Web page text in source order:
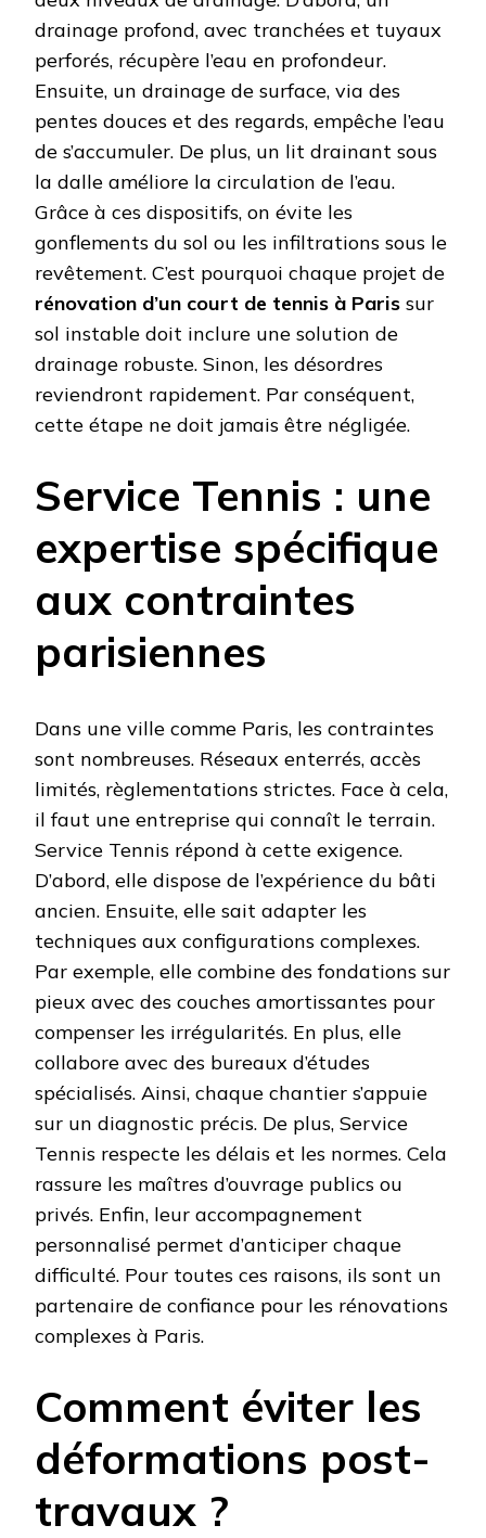
drainage profond, avec tranchées et tuyaux
perforés, récupère l’eau en profondeur.
Ensuite, un drainage de surface, via des
pentes douces et des regards, empêche l’eau
de s’accumuler. De plus, un lit drainant sous
la dalle améliore la circulation de l’eau.
Grâce à ces dispositifs, on évite les
gonflements du sol ou les infiltrations sous le
revêtement. C’est pourquoi chaque projet de
rénovation d’un court de tennis à Paris sur
sol instable doit inclure une solution de
drainage robuste. Sinon, les désordres
reviendront rapidement. Par conséquent,
cette étape ne doit jamais être négligée.
Service Tennis : une
expertise spécifique
aux contraintes
parisiennes
Dans une ville comme Paris, les contraintes
sont nombreuses. Réseaux enterrés, accès
limités, règlementations strictes. Face à cela,
il faut une entreprise qui connaît le terrain.
Service Tennis répond à cette exigence.
D’abord, elle dispose de l’expérience du bâti
ancien. Ensuite, elle sait adapter les
techniques aux configurations complexes.
Par exemple, elle combine des fondations sur
pieux avec des couches amortissantes pour
compenser les irrégularités. En plus, elle
collabore avec des bureaux d’études
spécialisés. Ainsi, chaque chantier s’appuie
sur un diagnostic précis. De plus, Service
Tennis respecte les délais et les normes. Cela
rassure les maîtres d’ouvrage publics ou
privés. Enfin, leur accompagnement
personnalisé permet d’anticiper chaque
difficulté. Pour toutes ces raisons, ils sont un
partenaire de confiance pour les rénovations
complexes à Paris.
Comment éviter les
déformations post-
travaux ?